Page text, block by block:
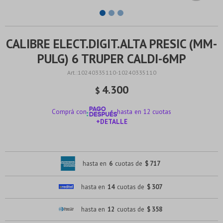
CALIBRE ELECT.DIGIT.ALTA PRESIC (MM-
PULG) 6 TRUPER CALDI-6MP
10240335110-10240335110
$ 4.300
Comprá con
hasta en 12 cuotas
+DETALLE
hasta en 6 cuotas de $ 717
hasta en 14 cuotas de $ 307
hasta en 12 cuotas de $ 358